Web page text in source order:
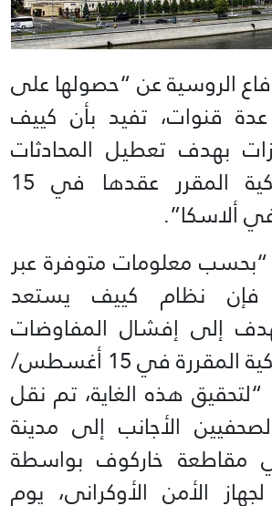
الروسية عن “حصولها على
قنوات، تفيد بأن كييف
بهدف تعطيل المحادثات
الروسية-الأمريكية المقرر عقدها في 15
ألاسكا”.
“بحسب معلومات متوفرة عبر
فإن نظام كييف يستعد
إلى إفشال المفاوضات
الروسية-الأمريكية المقررة في 15 أغسطس/
هذه الغاية، تم نقل
الأجانب إلى مدينة
خاركوف بواسطة
الأمن الأوكراني، يوم